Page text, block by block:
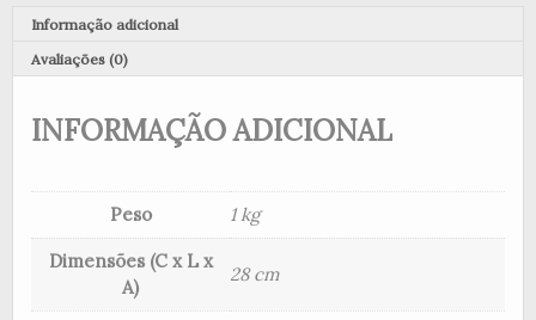
Informação adicional
Avaliações (0)
INFORMAÇÃO ADICIONAL
Peso 1 kg
Dimensões (C x L x
A)
28 cm